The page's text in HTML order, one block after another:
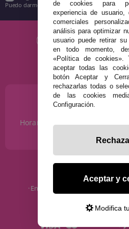
Puedo darme de baja cuando quiera según lo
¿NECESITAS
Horario de Lunes a Sábados
· Quiénes somos
· Envíos y Devoluciones
de cookies para
experiencia de usuario,
comerciales
análisis para optimizar
usuario puede retirar su
en todo momento,
«Política de cookies».
aceptar todas las
botón Aceptar y
rechazarlas todas o
de las cookies
Configuración.
Aceptar y
Modifica